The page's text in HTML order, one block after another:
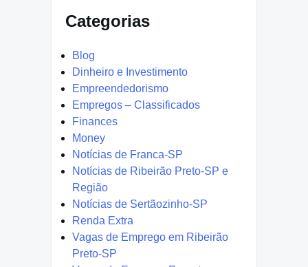
Categorias
Blog
Dinheiro e Investimento
Empreendedorismo
Empregos – Classificados
Finances
Money
Notícias de Franca-SP
Notícias de Ribeirão Preto-SP e
Região
Notícias de Sertãozinho-SP
Renda Extra
Vagas de Emprego em Ribeirão
Preto-SP